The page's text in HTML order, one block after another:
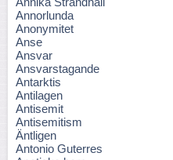
Annorlunda
Anonymitet
Anse
Ansvar
Ansvarstagande
Antarktis
Antilagen
Antisemit
Antisemitism
Äntligen
Antonio Guterres